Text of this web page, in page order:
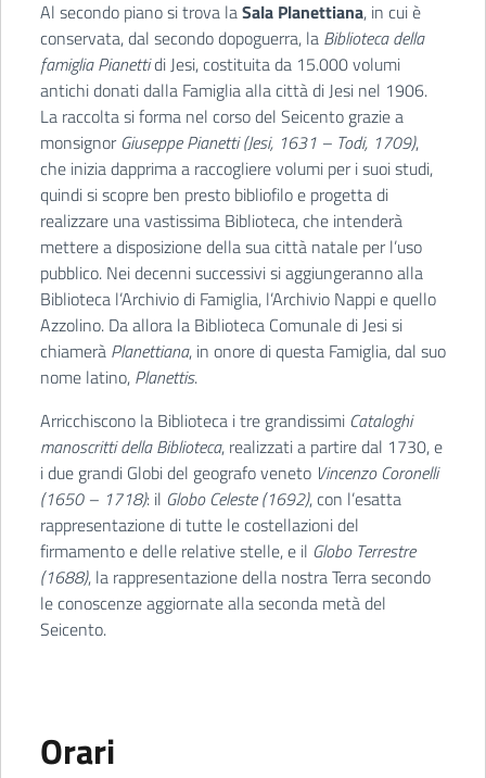
Al secondo piano si trova laSala Planettiana, in cui è
conservata, dal secondo dopoguerra, la Biblioteca della
famiglia Pianettidi Jesi, costituita da 15.000 volumi
antichi donati dalla Famiglia alla città di Jesi nel 1906.
La raccolta si forma nel corso del Seicento grazie a
monsignor Giuseppe Pianetti (Jesi, 1631 – Todi, 1709),
che inizia dapprima a raccogliere volumi per i suoi studi,
quindi si scopre ben presto bibliofilo e progetta di
realizzare una vastissima Biblioteca, che intenderà
mettere a disposizione della sua città natale per l’uso
pubblico. Nei decenni successivi si aggiungeranno alla
Biblioteca l’Archivio di Famiglia, l’Archivio Nappi e quello
Azzolino. Da allora la Biblioteca Comunale di Jesi si
chiamerà Planettiana, in onore di questa Famiglia, dal suo
nome latino, Planettis.
Arricchiscono la Biblioteca i tre grandissimi Cataloghi
manoscritti della Biblioteca, realizzati a partire dal 1730, e
i due grandi Globi del geografo veneto Vincenzo Coronelli
(1650 – 1718): il Globo Celeste (1692), con l’esatta
rappresentazione di tutte le costellazioni del
firmamento e delle relative stelle, e il Globo Terrestre
(1688), la rappresentazione della nostra Terra secondo
le conoscenze aggiornate alla seconda metà del
Seicento.
Orari